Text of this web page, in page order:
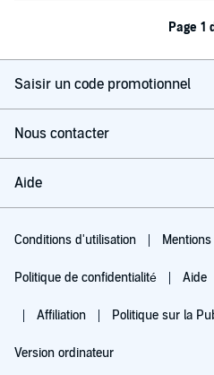
Page 1
Saisir un code promotionnel
Nous contacter
Aide
Conditions d'utilisation
Politique de confidentialité Aide
Affiliation Politique sur la
Version ordinateur